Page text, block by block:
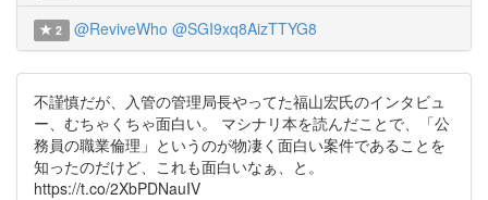
2 @ReviveWho @SGI9xq8AizTTYG8
不謹慎だが、入管の管理局長やってた福山宏氏のインタビュ
ー、むちゃくちゃ面白い。 マシナリ本を読んだことで、「公
務員の職業倫理」というのが物凄く面白い案件であることを
知ったのだけど、これも面白いなぁ、と。
https://t.co/2XbPDNauIV